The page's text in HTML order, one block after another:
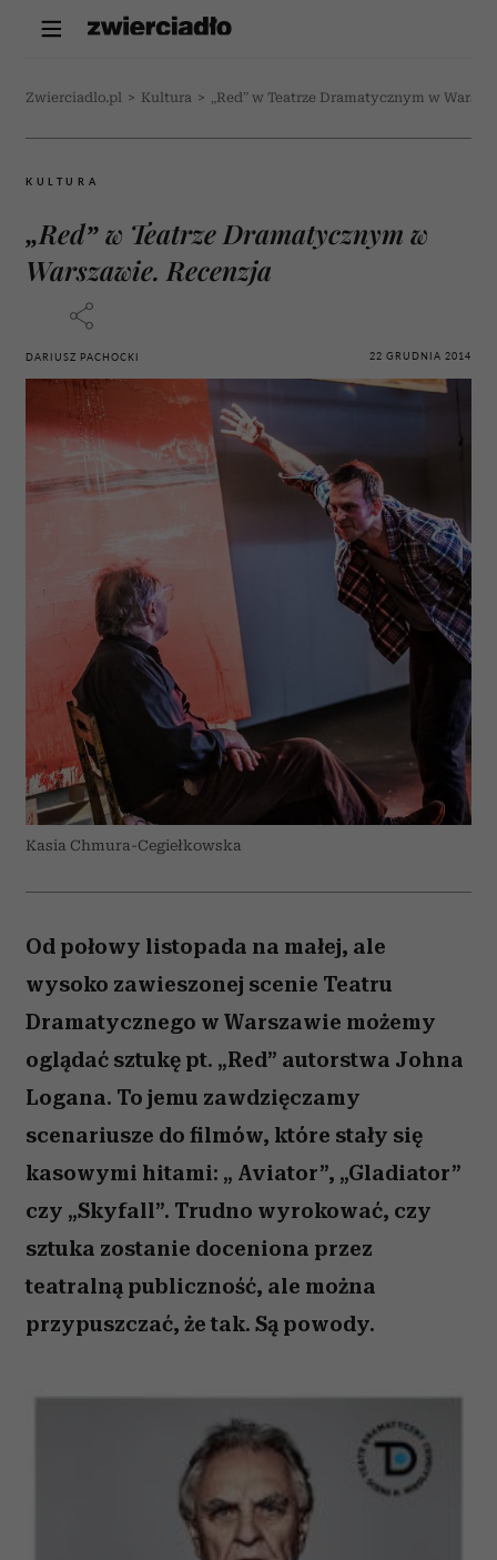
Zwierciadlo.pl > Kultura > „Red” w Teatrze Dramatycznym w
KULTURA
„Red” w Teatrze Dramatycznym w
Warszawie. Recenzja
DARIUSZ PACHOCKI 22 GRUDNIA 2014
Kasia Chmura-Cegiełkowska
Od połowy listopada na małej, ale
wysoko zawieszonej scenie Teatru
Dramatycznego w Warszawie możemy
oglądać sztukę pt. „Red” autorstwa Johna
Logana. To jemu zawdzięczamy
scenariusze do filmów, które stały się
kasowymi hitami: „ Aviator”, „Gladiator”
czy „Skyfall”. Trudno wyrokować, czy
sztuka zostanie doceniona przez
teatralną publiczność, ale można
przypuszczać, że tak. Są powody.